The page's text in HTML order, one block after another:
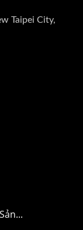
Taipei City,